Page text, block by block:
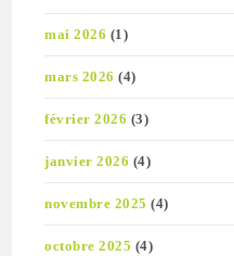
mai 2026 (1)
mars 2026 (4)
février 2026 (3)
janvier 2026 (4)
novembre 2025 (4)
octobre 2025 (4)